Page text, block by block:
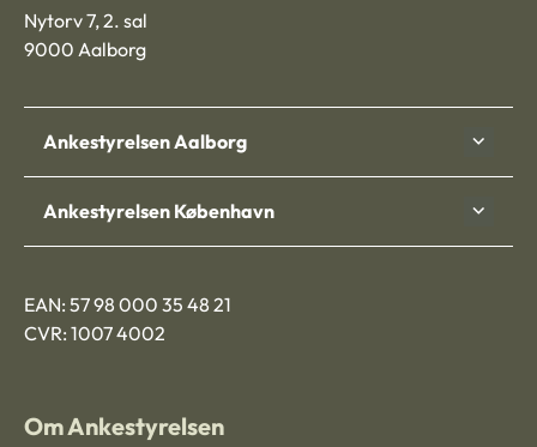
Nytorv 7, 2. sal
9000 Aalborg
Ankestyrelsen Aalborg
Ankestyrelsen København
EAN: 57 98 000 35 48 21
CVR: 1007 4002
Om Ankestyrelsen